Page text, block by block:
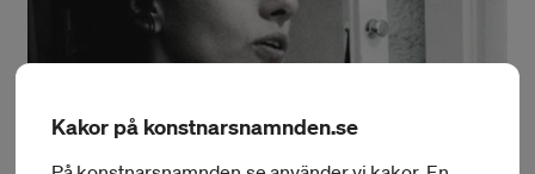
Kakor på konstnarsnamnden.se